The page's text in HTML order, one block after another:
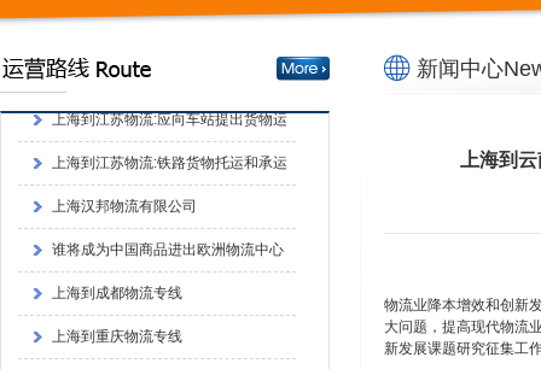
的程序上海到江苏物流:铁路货物托运和承
运的程序
上海到江苏物流:应向车站提出货物运
单和运单上海到江苏物流:铁路货物托运和承运
的程序上海汉邦物流有限公司
谁将成为中国商品进出欧洲物流中心
上海到成都物流专线
上海到重庆物流专线
上海到四川物流专线
新闻中心
上海到
物流业降本增效和创新
大问题，提高现代物流
新发展课题研究征集工